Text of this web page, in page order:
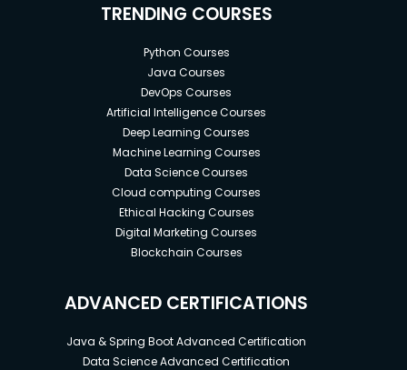
TRENDING COURSES
Python Courses
Java Courses
DevOps Courses
Artificial Intelligence Courses
Deep Learning Courses
Machine Learning Courses
Data Science Courses
Cloud computing Courses
Ethical Hacking Courses
Digital Marketing Courses
Blockchain Courses
ADVANCED CERTIFICATIONS
Java & Spring Boot Advanced Certification
Data Science Advanced Certification